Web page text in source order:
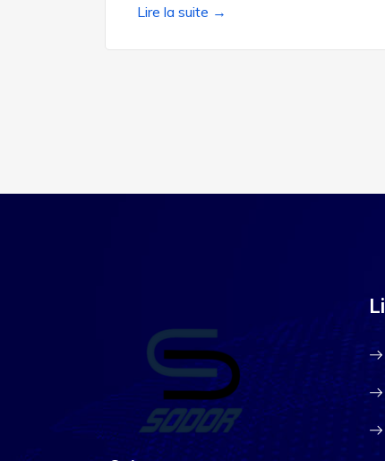
Lire la suite →